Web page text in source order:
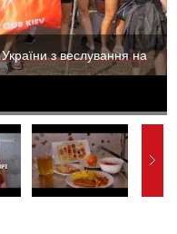
з веслування на